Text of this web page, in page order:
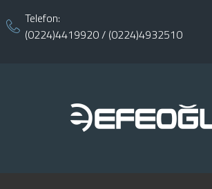
Telefon:
(0224)4419920/ (0224)4932510